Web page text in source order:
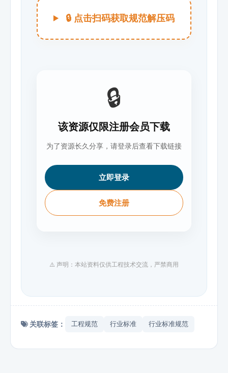
🔒 点击扫码获取规范解压码
🔒
该资源仅限注册会员下载
为了资源长久分享，请登录后查看下载链接
立即登录
免费注册
⚠️ 声明：本站资料仅供工程技术交流，严禁商用
关联标签： 工程规范 行业标准 行业标准规范